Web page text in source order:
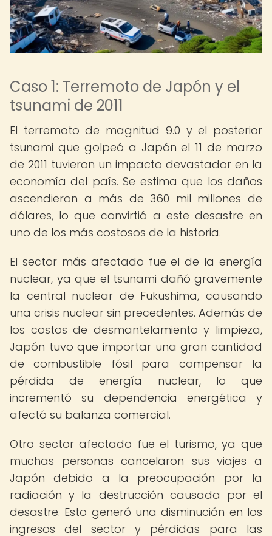
Caso 1: Terremoto de Japón y el
tsunami de 2011
El terremoto de magnitud 9.0 y el posterior
tsunami que golpeó a Japón el 11 de marzo
de 2011 tuvieron un impacto devastador en la
economía del país. Se estima que los daños
ascendieron a más de 360 mil millones de
dólares, lo que convirtió a este desastre en
uno de los más costosos de la historia.
El sector más afectado fue el de la energía
nuclear, ya que el tsunami dañó gravemente
la central nuclear de Fukushima, causando
una crisis nuclear sin precedentes. Además de
los costos de desmantelamiento y limpieza,
Japón tuvo que importar una gran cantidad
de combustible fósil para compensar la
pérdida de energía nuclear, lo que
incrementó su dependencia energética y
afectó su balanza comercial.
Otro sector afectado fue el turismo, ya que
muchas personas cancelaron sus viajes a
Japón debido a la preocupación por la
radiación y la destrucción causada por el
desastre. Esto generó una disminución en los
ingresos del sector y pérdidas para las